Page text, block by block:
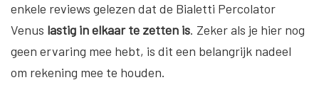
enkele reviews gelezen dat de Bialetti Percolator
Venus lastig in elkaar te zetten is. Zeker als je hier nog
geen ervaring mee hebt, is dit een belangrijk nadeel
om rekening mee te houden.